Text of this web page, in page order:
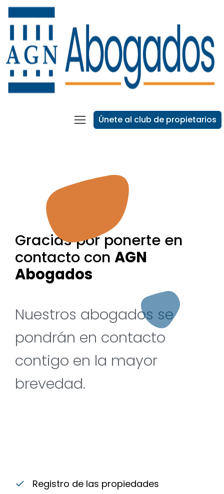
Únete al club de propietarios
Gracias por ponerte en
contacto con AGN
Abogados
Nuestros abogados se
pondrán en contacto
contigo en la mayor
brevedad.
Registro de las propiedades